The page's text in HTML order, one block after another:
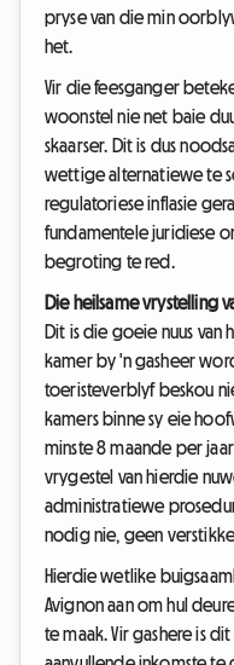
pryse van die min
het.
Vir die feesganger
woonstel nie net baie
skaarser. Dit is dus
wettige alternatiewe te
regulatoriese inflasie
fundamentele juridiese
begroting te red.
Die heilsame vrystelling
Dit is die goeie nuus van
kamer by 'n gasheer
toeristeverblyf beskou
kamers binne sy eie
minste 8 maande per
vrygestel van hierdie
administratiewe
nodig nie, geen
Hierdie wetlike
Avignon aan om hul
te maak. Vir gashere is